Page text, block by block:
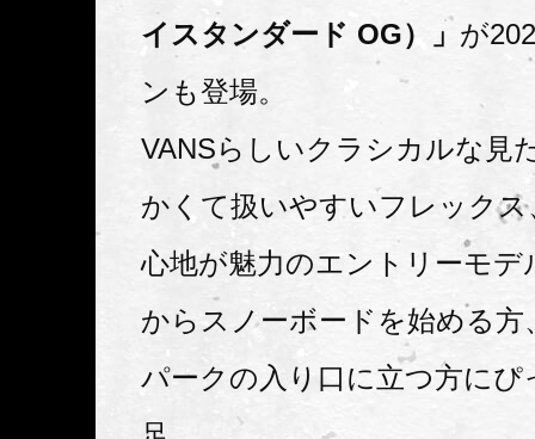
イスタンダード OG）」 が
ンも登場。
VANSらしいクラシカルな見
かくて扱いやすいフレック
心地が魅力のエントリーモデ
からスノーボードを始める
パークの入り口に立つ方にぴ